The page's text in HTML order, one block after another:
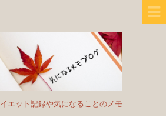
エット記録や気になることのメモ